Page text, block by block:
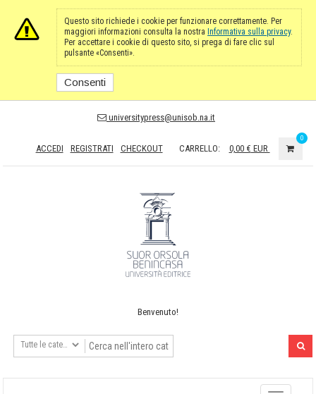
Questo sito richiede i cookie per funzionare correttamente. Per
maggiori informazioni consulta la nostra Informativa sulla privacy.
Per accettare i cookie di questo sito, si prega di fare clic sul
pulsante «Consenti».
Consenti
universitypress@unisob.na.it
ACCEDI REGISTRATI CHECKOUT CARRELLO: 0,00 € EUR
0
Benvenuto!